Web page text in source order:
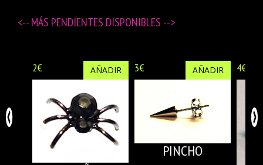
<-- MÁS PENDIENTES DISPONIBLES -->
2€ AÑADIR 3€ AÑADIR
PINCHO
4€